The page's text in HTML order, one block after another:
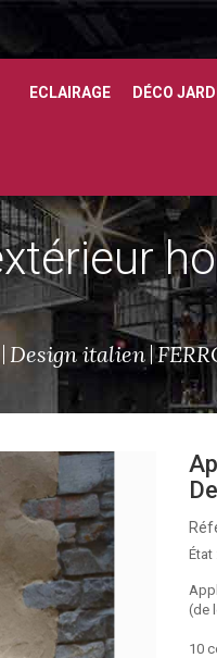
ECLAIRAGE DÉCO
Design italien
État
(de
10